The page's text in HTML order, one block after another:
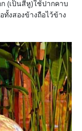
(เป็นสี่หู)ใช้ปากคาบ
งสองข้างถือไว้ข้าง